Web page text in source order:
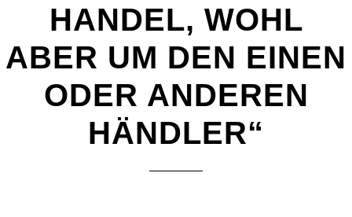
HANDEL, WOHL
ABER UM DEN EINEN
ODER ANDEREN
HÄNDLER“